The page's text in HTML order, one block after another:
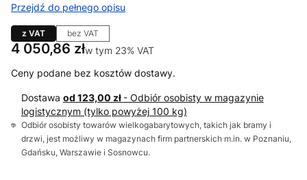
Przejdź do pełnego opisu
z VAT bez VAT
Cena
4 050,86 złw tym 23% VAT
w tym 23% VAT
Ceny podane bez kosztów dostawy.
Dostawa od 123,00 zł - Odbiór osobisty w magazynie
logistycznym (tylko powyżej 100 kg)
Odbiór osobisty towarów wielkogabarytowych, takich jak bramy i
drzwi, jest możliwy w magazynach firm partnerskich m.in. w Poznaniu,
Gdańsku, Warszawie i Sosnowcu.